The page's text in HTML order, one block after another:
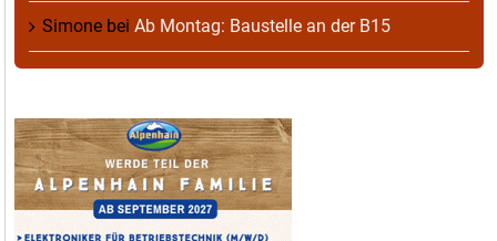
Simone bei Ab Montag: Baustelle an der B15